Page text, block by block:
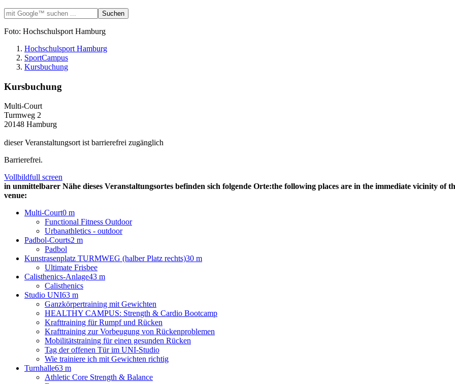
Foto: Hochschulsport Hamburg
Hochschulsport Hamburg
SportCampus
Kursbuchung
Kursbuchung
Multi-Court
Turmweg 2
20148 Hamburg
dieser Veranstaltungsort ist barrierefrei zugänglich
Barrierefrei.
Vollbildfull screen
in unmittelbarer Nähe dieses Veranstaltungsortes befinden sich folgende Orte:the following places are in the immediate vicinity of
venue:
Multi-Court0 m
Functional Fitness Outdoor
Urbanathletics - outdoor
Padbol-Courts2 m
Padbol
Kunstrasenplatz TURMWEG (halber Platz rechts)30 m
Ultimate Frisbee
Calisthenics-Anlage43 m
Calisthenics
Studio UNI63 m
Ganzkörpertraining mit Gewichten
HEALTHY CAMPUS: Strength & Cardio Bootcamp
Krafttraining für Rumpf und Rücken
Krafttraining zur Vorbeugung von Rückenproblemen
Mobilitätstraining für einen gesunden Rücken
Tag der offenen Tür im UNI-Studio
Wie trainiere ich mit Gewichten richtig
Turnhalle63 m
Athletic Core Strength & Balance